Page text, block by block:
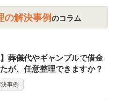
の解決事例のコラム
】葬儀代やギャンブルで借金
が、任意整理できますか？
事例